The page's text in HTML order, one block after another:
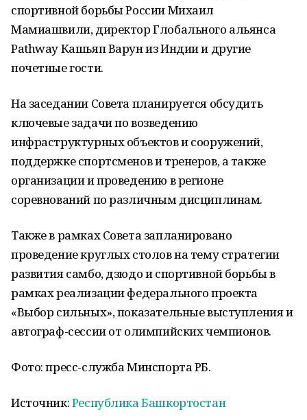
спортивной борьбы России Михаил
Мамиашвили, директор Глобального альянса
Pathway Кашьяп Варун из Индии и другие
почетные гости.
На заседании Совета планируется обсудить
ключевые задачи по возведению
инфраструктурных объектов и сооружений,
поддержке спортсменов и тренеров, а также
организации и проведению в регионе
соревнований по различным дисциплинам.
Также в рамках Совета запланировано
проведение круглых столов на тему стратегии
развития самбо, дзюдо и спортивной борьбы в
рамках реализации федерального проекта
«Выбор сильных», показательные выступления и
автограф-сессии от олимпийских чемпионов.
Фото: пресс-служба Минспорта РБ.
Источник:Республика Башкортостан